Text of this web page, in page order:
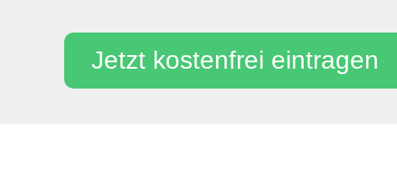
Jetzt kostenfrei eintragen